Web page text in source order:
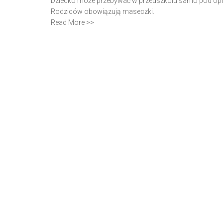
Rodziców obowiązują maseczki.
Read More >>